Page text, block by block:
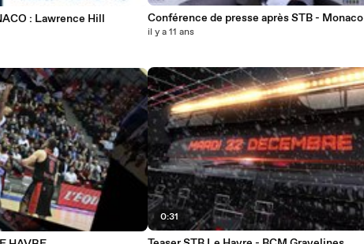
: Lawrence Hill Conférence de presse après STB - Monaco
il y a 11 ans
0:31